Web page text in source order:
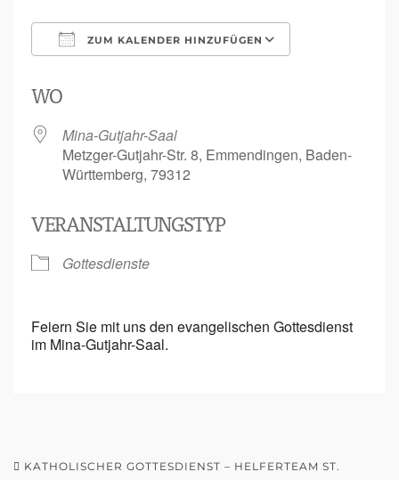
ZUM KALENDER HINZUFÜGEN
WO
Mina-Gutjahr-Saal
Metzger-Gutjahr-Str. 8, Emmendingen, Baden-
Württemberg, 79312
VERANSTALTUNGSTYP
Gottesdienste
Feiern Sie mit uns den evangelischen Gottesdienst
im Mina-Gutjahr-Saal.
KATHOLISCHER GOTTESDIENST – HELFERTEAM ST.